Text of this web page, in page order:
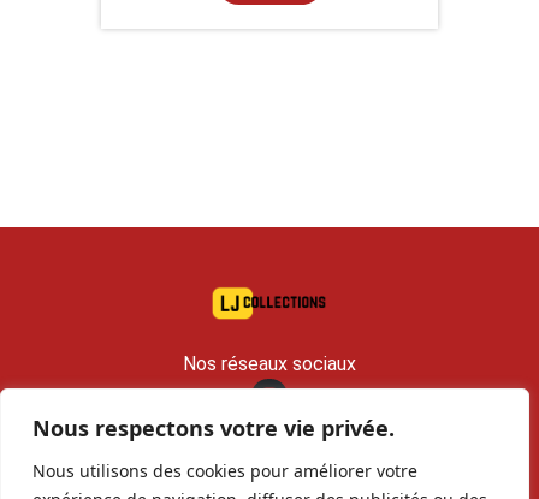
Nous respectons votre vie privée.
Nous utilisons des cookies pour améliorer votre
Nos réseaux sociaux
contact@lj-collections.com
RCS 979 374 147 Romans